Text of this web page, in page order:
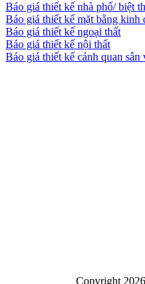
Báo giá thiết kế nhà phố/ biệt
Báo giá thiết kế mặt bằng kinh
Báo giá thiết kế ngoại thất
Báo giá thiết kế nội thất
Báo giá thiết kế cảnh quan sân
Copyright